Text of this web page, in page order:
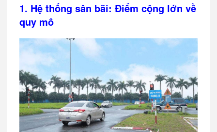
1. Hệ thống sân bãi: Điểm cộng lớn về
quy mô